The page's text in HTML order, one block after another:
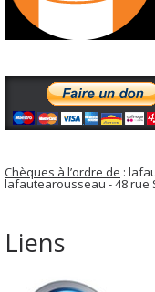
Chèques à l’ordre de :
lafautearousseau - 48 rue
Liens